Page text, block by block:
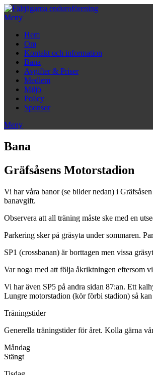
Hoppa
till
Meny
Hem
Om
Kontakt och information
Bana
Avgifter & Priser
Medlem
Miljö
Policy
Sponsor
Meny
Bana
Gräfsåsens Motorstadion
Vi har våra banor (se bilder nedan) i
banavgift.
Observera att all träning måste ske med en
Parkering sker på gräsyta under sommaren.
SP1 (crossbanan) är borttagen men vissa
Var noga med att följa åkriktningen eftersom
Vi har även SP5 på andra sidan 87:an. Ett
Lungre motorstadion (kör förbi stadion) så
Träningstider
Generella träningstider för året. Kolla gärna
Måndag
Stängt